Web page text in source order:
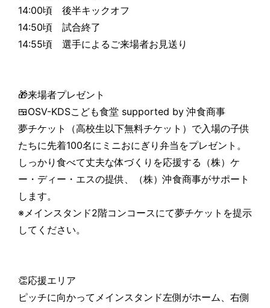
14:00頃 後半キックオフ
14:50頃 試合終了
14:55頃 選手によるご来場者お見送り
🎁来場者プレゼント
🍱OSV-KDSこども食堂 supported by 沖食商事
夢チケット（高校生以下無料チケット）で入場の子供
たちに先着100名にミニおにぎり弁当をプレゼント。
しっかり食べて丈夫な体づくりを応援する（株）ケ
ー・ディー・エスの提供、（株）沖食商事がサポート
します。
※メインスタンド2階コンコースにて夢チケットを提示
してください。
👏応援エリア
ピッチに向かってメインスタンド左側がホーム、右側